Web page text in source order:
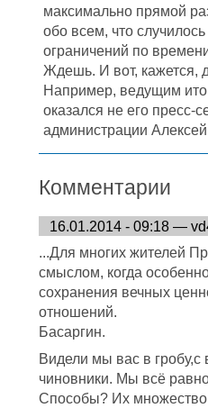
максимально прямой
обо всем, что
ограничений по
Ждешь. И вот, кажется,
Например, ведущим
оказался не его пресс-
администрации
Комментарии
16.01.2014 - 09:18 —
...Для многих жителей
смыслом, когда
сохранения вечных
отношений.
Басаргин.
Видели мы вас в
чиновники. Мы всё
Способы? Их